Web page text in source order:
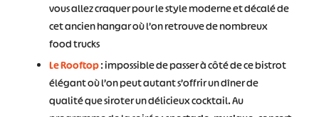
vous allez craquer pour le style moderne et décalé de
cet ancien hangar où l’on retrouve de nombreux
food trucks
Le Rooftop: impossible de passer à côté de ce bistrot
élégant où l’on peut autant s’offrir un dîner de
qualité que siroter un délicieux cocktail. Au